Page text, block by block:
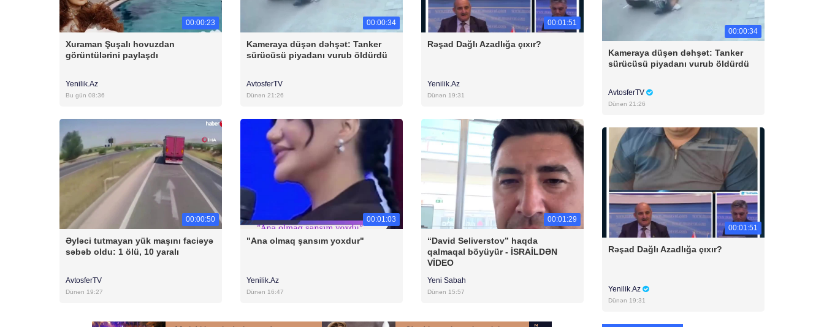
00:00:23
Xuraman Şuşalı hovuzdan
görüntülərini paylaşdı
Yenilik.Az
Bu gün 08:36
00:00:34
Kameraya düşən dəhşət: Tanker
sürücüsü piyadanı vurub öldürdü
AvtosferTV
Dünən 21:26
00:01:51
Rəşad Dağlı Azadlığa çıxır?
Yenilik.Az
Dünən 19:31
00:00:50
Əyləci tutmayan yük maşını faciəyə
səbəb oldu: 1 ölü, 10 yaralı
AvtosferTV
Dünən 19:27
00:01:03
"Ana olmaq şansım yoxdur"
Yenilik.Az
Dünən 16:47
00:01:29
“David Seliverstov” haqda
qalmaqal böyüyür - İSRAİLDƏN
VİDEO
Yeni Sabah
Dünən 15:57
00:00:34
Kameraya düşən dəhşət: Tanker
sürücüsü piyadanı vurub öldürdü
AvtosferTV
Dünən 21:26
00:01:51
Rəşad Dağlı Azadlığa çıxır?
Yenilik.Az
Dünən 19:31